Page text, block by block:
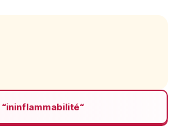
“ininflammabilité“